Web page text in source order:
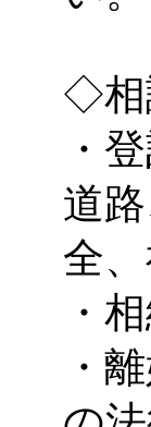
◇相
・
道
全
・
・